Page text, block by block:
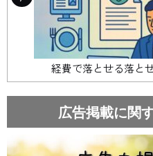
経費で落とせる落と
広告掲載に関